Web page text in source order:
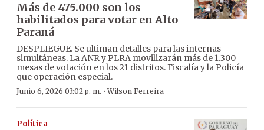
Más de 475.000 son los
habilitados para votar en Alto
Paraná
DESPLIEGUE. Se ultiman detalles para las internas
simultáneas. La ANR y PLRA movilizarán más de 1.300
mesas de votación en los 21 distritos. Fiscalía y la Policía
que operación especial.
Junio 6, 2026 03:02 p. m. ·Wilson Ferreira
Política